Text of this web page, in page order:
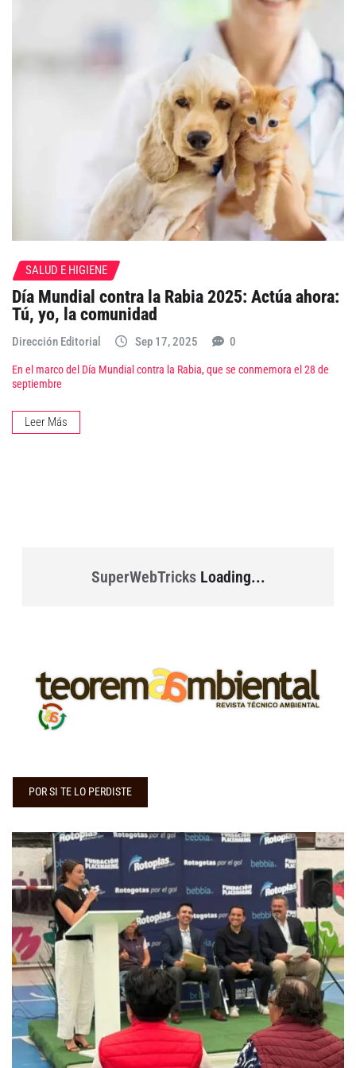
SALUD E HIGIENE
Día Mundial contra la Rabia 2025: Actúa ahora:
Tú, yo, la comunidad
Dirección Editorial Sep 17, 2025 0
En el marco del Día Mundial contra la Rabia, que se conmemora el 28 de
septiembre
Leer Más
SuperWebTricksLoading...
POR SI TE LO PERDISTE